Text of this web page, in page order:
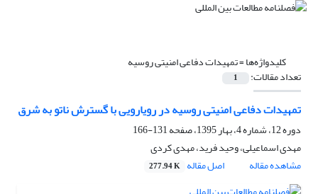
کلیدواژه‌ها =تمهیدات دفاعی امنیتی روسیه
تعداد مقالات: 1
تمهیدات دفاعی امنیتی روسیه در رویارویی با گسترش ناتو به شرق
دوره 12، شماره 4، بهار 1395، صفحه
131-166
مهدی اسماعیلی، وحید فرید، مهدی کردی
مشاهده مقاله
اصل مقاله 277.94 K